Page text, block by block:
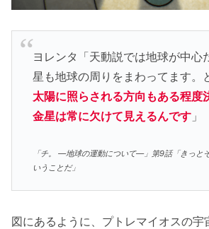
ヨレンタ「天動説では地球が中心
星も地球の周りをまわってます。
太陽に照らされる方向もある程度
金星は常に欠けて見えるんです」
「チ。 ―地球の運動について―」第9話「きっと
いうことだ」
図にあるように、プトレマイオスの宇